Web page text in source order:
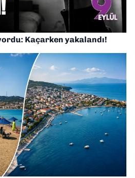
Kaçarken yakalandı!